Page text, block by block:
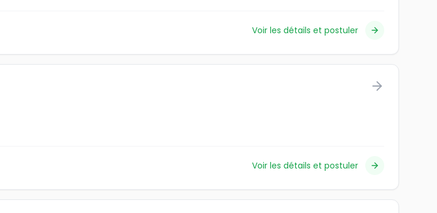
Voir les détails et postuler
Voir les détails et postuler